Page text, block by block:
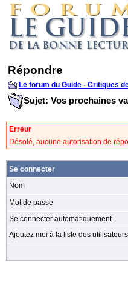
Répondre
Le forum du Guide - Critiques
Sujet: Vos prochaines
Erreur
Désolé, aucune autorisation de
Se connecter
Nom
Mot de passe
Se connecter automatiquement
Ajoutez moi à la liste des